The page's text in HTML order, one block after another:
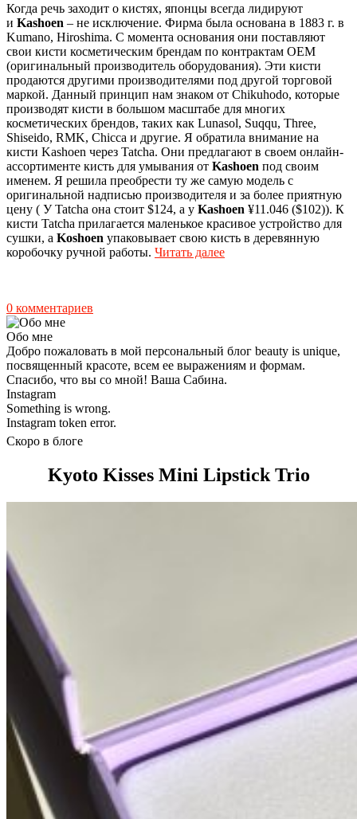
Когда речь заходит о кистях, японцы всегда лидируют
и Kashoen – не исключение. Фирма была основана в 1883 г. в
Kumano, Hiroshima. С момента основания они поставляют
свои кисти косметическим брендам по контрактам OEM
(оригинальный производитель оборудования). Эти кисти
продаются другими производителями под другой торговой
маркой. Данный принцип нам знаком от Chikuhodo, которые
производят кисти в большом масштабе для многих
косметических брендов, таких как Lunasol, Suqqu, Three,
Shiseido, RMK, Chicca и другие. Я обратила внимание на
кисти Kashoen через Tatcha. Они предлагают в своем онлайн-
ассортименте кисть для умывания от Kashoen под своим
именем. Я решила преобрести ту же самую модель с
оригинальной надписью производителя и за более приятную
цену ( У Tatcha она стоит $124, а у Kashoen ¥11.046 ($102)). К
кисти Tatcha прилагается маленькое красивое устройство для
сушки, а Koshoen упаковывает свою кисть в деревянную
коробочку ручной работы. Читать далее
0 комментариев
Обо мне
Добро пожаловать в мой персональный блог beauty is unique,
посвященный красоте, всем ее выражениям и формам.
Спасибо, что вы со мной! Ваша Сабина.
Instagram
Something is wrong.
Instagram token error.
Скоро в блоге
Kyoto Kisses Mini Lipstick Trio